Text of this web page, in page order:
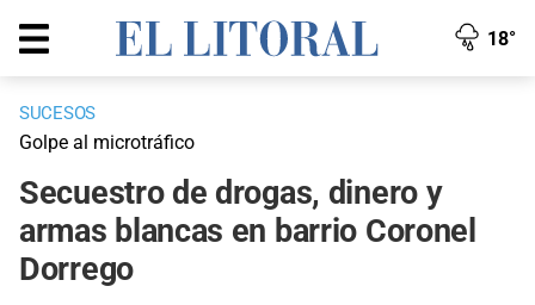
18°
SUCESOS
Golpe al microtráfico
Secuestro de drogas, dinero y
armas blancas en barrio Coronel
Dorrego